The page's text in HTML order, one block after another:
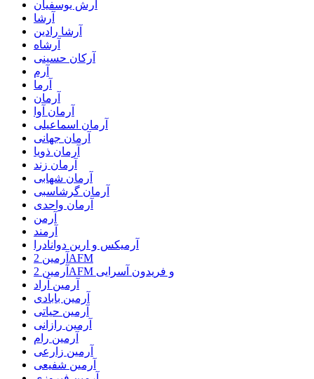
آرش یوسفیان
آرشا
آرشا رادین
آرشاه
آرکان حسینی
آرم
آرما
آرمان
آرمان آوا
آرمان اسماعیلی
آرمان جهانی
آرمان ذویا
آرمان زند
آرمان شهابی
آرمان گرشاسبی
آرمان واحدی
آرمن
آرمند
آرمیکس و ارین دوانادرا
آرمین 2AFM
آرمین 2AFM و فریدون آسرایی
آرمین آراد
آرمین بابادی
آرمین حیاتی
آرمین رازانی
آرمین رام
آرمین زارعی
آرمین شفیعی